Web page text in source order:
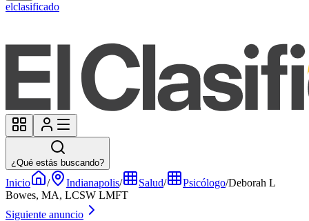
elclasificado
¿Qué estás buscando?
Inicio / Indianapolis/ Salud/ Psicólogo/Deborah L
Bowes, MA, LCSW LMFT
Siguiente anuncio